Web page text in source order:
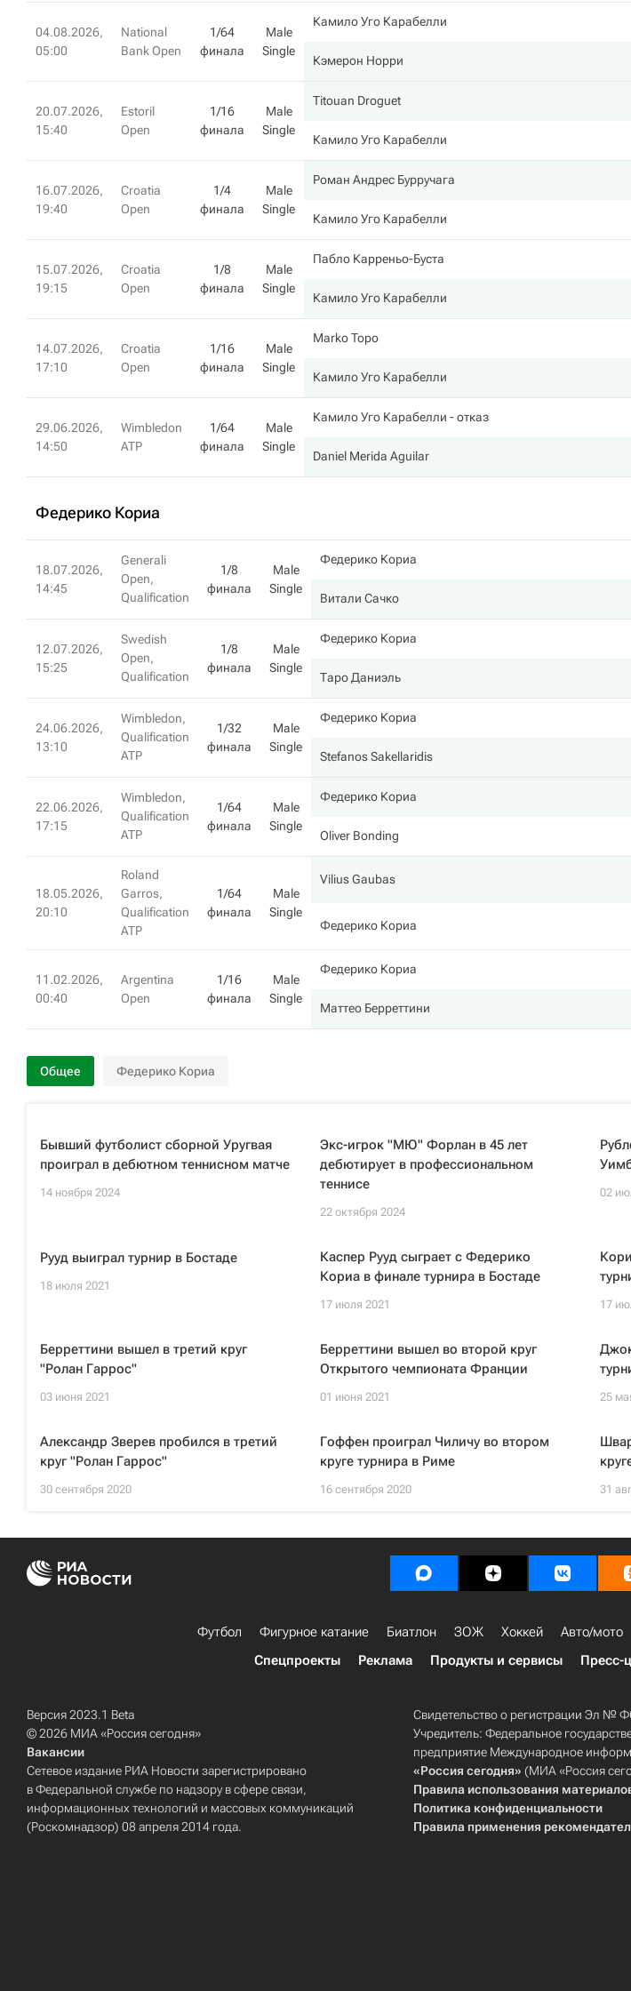
04.08.2026,
05:00
National
Bank Open
1/64
финала
Male
Single
Камило Уго Карабелли
Кэмерон Норри
20.07.2026,
15:40
Estoril
Open
1/16
финала
Male
Single
Titouan Droguet
Камило Уго Карабелли
16.07.2026,
19:40
Croatia
Open
1/4
финала
Male
Single
Роман Андрес Бурручага
Камило Уго Карабелли
15.07.2026,
19:15
Croatia
Open
1/8
финала
Male
Single
Пабло Карреньо-Буста
Камило Уго Карабелли
14.07.2026,
17:10
Croatia
Open
1/16
финала
Male
Single
Marko Topo
Камило Уго Карабелли
29.06.2026,
14:50
Wimbledon
ATP
1/64
финала
Male
Single
Камило Уго Карабелли - отказ
Daniel Merida Aguilar
Федерико Кориа
18.07.2026,
14:45
Generali
Open,
Qualification
1/8
финала
Male
Single
Федерико Кориа
Витали Сачко
12.07.2026,
15:25
Swedish
Open,
Qualification
1/8
финала
Male
Single
Федерико Кориа
Таро Даниэль
24.06.2026,
13:10
Wimbledon,
Qualification
ATP
1/32
финала
Male
Single
Федерико Кориа
Stefanos Sakellaridis
22.06.2026,
17:15
Wimbledon,
Qualification
ATP
1/64
финала
Male
Single
Федерико Кориа
Oliver Bonding
18.05.2026,
20:10
Roland
Garros,
Qualification
ATP
1/64
финала
Male
Single
Vilius Gaubas
Федерико Кориа
11.02.2026,
00:40
Argentina
Open
1/16
финала
Male
Single
Федерико Кориа
Маттео Берреттини
Общее Федерико Кориа
Бывший футболист сборной Уругвая
проиграл в дебютном теннисном матче
14 ноября 2024
Экс-игрок "МЮ" Форлан в 45 лет
дебютирует в профессиональном
теннисе
22 октября 2024
02
Рууд выиграл турнир в Бостаде
18 июля 2021
Каспер Рууд сыграет с Федерико
Кориа в финале турнира в Бостаде
17 июля 2021 17
Берреттини вышел в третий круг
"Ролан Гаррос"
03 июня 2021
Берреттини вышел во второй круг
Открытого чемпионата Франции
01 июня 2021 25
Александр Зверев пробился в третий
круг "Ролан Гаррос"
30 сентября 2020
Гоффен проиграл Чиличу во втором
круге турнира в Риме
16 сентября 2020 31
Футбол Фигурное катание Биатлон ЗОЖ Хоккей Авто/мото
Спецпроекты
Реклама Продукты и сервисы Пресс-
Версия 2023.1 Beta
© 2026 МИА «Россия сегодня»
Вакансии
Сетевое издание РИА Новости зарегистрировано
в Федеральной службе по надзору в сфере связи,
информационных технологий и массовых коммуникаций
(Роскомнадзор) 08 апреля 2014 года.
Свидетельство о регистрации Эл №
Учредитель: Федеральное
предприятие Международное
«Россия сегодня» (МИА «Россия
Правила использования
Политика конфиденциальности
Правила применения